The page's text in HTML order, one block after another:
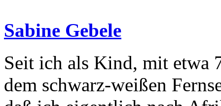
Sabine Gebele
Seit ich als Kind, mit etwa
dem schwarz-weißen